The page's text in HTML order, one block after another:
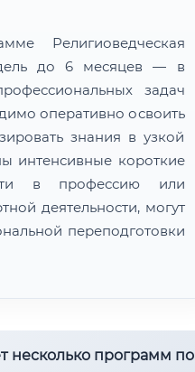
Религиоведческая
до 6 месяцев — в
задач
оперативно освоить
знания в узкой
интенсивные короткие
в профессию или
деятельности, могут
переподготовки
несколько программ по